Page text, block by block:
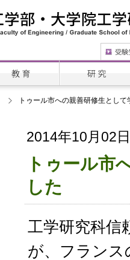
トゥール市への親善研修生とし
2014年10月02
トゥール市
した
工学研究科信
が、フランス